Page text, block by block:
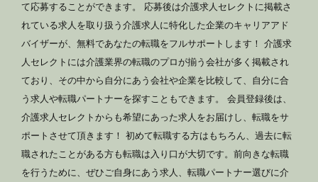
て応募することができます。 応募後は介護求人セレクトに掲載さ
れている求人を取り扱う介護求人に特化した企業のキャリアアド
バイザーが、無料であなたの転職をフルサポートします！ 介護求
人セレクトには介護業界の転職のプロが揃う会社が多く掲載され
ており、その中から自分にあう会社や企業を比較して、自分に合
う求人や転職パートナーを探すこともできます。 会員登録後は、
介護求人セレクトからも希望にあった求人をお届けし、転職をサ
ポートさせて頂きます！ 初めて転職する方はもちろん、過去に転
職されたことがある方も転職は入り口が大切です。前向きな転職
を行うために、ぜひご自身にあう求人、転職パートナー選びに介